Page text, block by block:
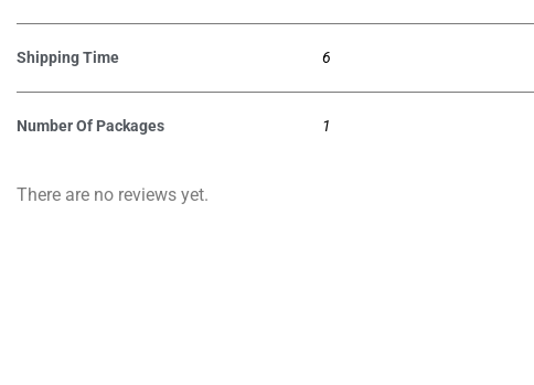
Shipping Time 6
Number Of Packages 1
There are no reviews yet.